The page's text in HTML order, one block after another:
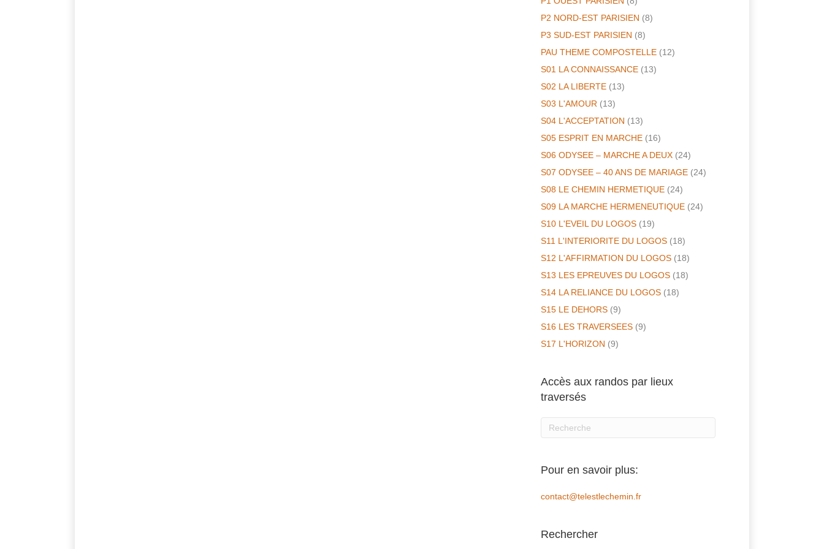
P2 NORD-EST PARISIEN (8)
P3 SUD-EST PARISIEN (8)
PAU THEME COMPOSTELLE (12)
S01 LA CONNAISSANCE (13)
S02 LA LIBERTE (13)
S03 L'AMOUR (13)
S04 L'ACCEPTATION (13)
S05 ESPRIT EN MARCHE (16)
S06 ODYSEE – MARCHE A DEUX (24)
S07 ODYSEE – 40 ANS DE MARIAGE (24)
S08 LE CHEMIN HERMETIQUE (24)
S09 LA MARCHE HERMENEUTIQUE (24)
S10 L'EVEIL DU LOGOS (19)
S11 L'INTERIORITE DU LOGOS (18)
S12 L'AFFIRMATION DU LOGOS (18)
S13 LES EPREUVES DU LOGOS (18)
S14 LA RELIANCE DU LOGOS (18)
S15 LE DEHORS (9)
S16 LES TRAVERSEES (9)
S17 L'HORIZON (9)
Accès aux randos par lieux
traversés
Pour en savoir plus:
contact@telestlechemin.fr
Rechercher